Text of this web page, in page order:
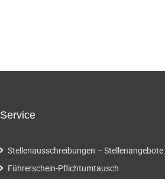
Service
Stellenausschreibungen – Stellenangebote
Führerschein-Pflichtumtausch